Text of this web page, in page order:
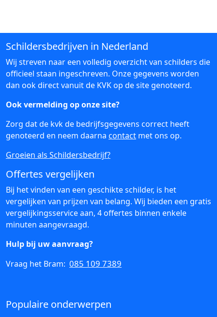
Schildersbedrijven in Nederland
Wij streven naar een volledig overzicht van schilders die
officieel staan ingeschreven. Onze gegevens worden
dan ook direct vanuit de KVK op de site genoteerd.
Ook vermelding op onze site?
Zorg dat de kvk de bedrijfsgegevens correct heeft
genoteerd en neem daarna contact met ons op.
Groeien als Schildersbedrijf?
Offertes vergelijken
Bij het vinden van een geschikte schilder, is het
vergelijken van prijzen van belang. Wij bieden een gratis
vergelijkingsservice aan, 4 offertes binnen enkele
minuten aangevraagd.
Hulp bij uw aanvraag?
Vraag het Bram: 085 109 7389
Populaire onderwerpen